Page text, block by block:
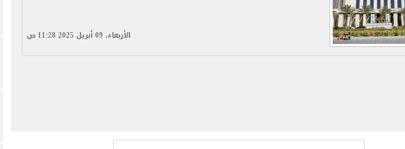
الأربعاء، 09 أبريل 2025 11:28 ص